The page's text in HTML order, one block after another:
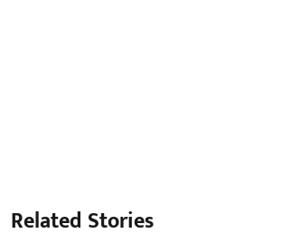
Related Stories